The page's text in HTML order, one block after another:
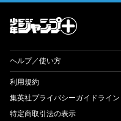
才能溢れる投稿作が
ヘルプ／使い方
利用規約
集英社プライバシーガイドライン
特定商取引法の表示